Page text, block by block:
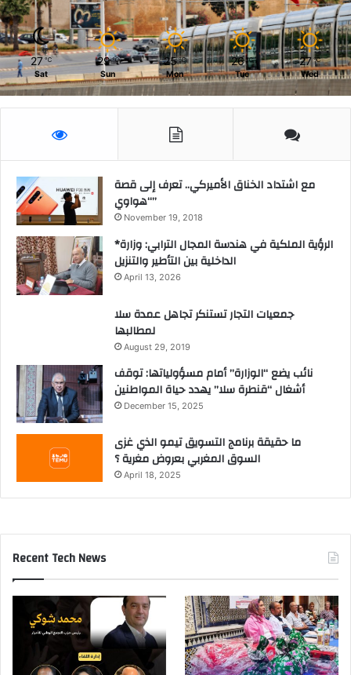
27 ℃
Sat
29 ℃
Sun
25 ℃
Mon
26 ℃
Tue
27 ℃
Wed
مع اشتداد الخناق الأميركي.. تعرف إلى قصة
“هواوي”
November 19, 2018
*الرؤية الملكية في هندسة المجال الترابي: وزارة
الداخلية بين التأطير والتنزيل
April 13, 2026
جمعيات التجار تستنكر تجاهل عمدة سلا
لمطالبها
August 29, 2019
نائب يضع “الوزارة” أمام مسؤولياتها: توقف
أشغال “قنطرة سلا” يهدد حياة المواطنين
December 15, 2025
ما حقيقة برنامج التسويق تيمو الذي غزى
السوق المغربي بعروض مغرية ؟
April 18, 2025
Recent Tech News